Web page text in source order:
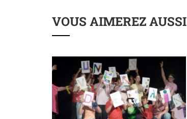
VOUS AIMEREZ AUSSI